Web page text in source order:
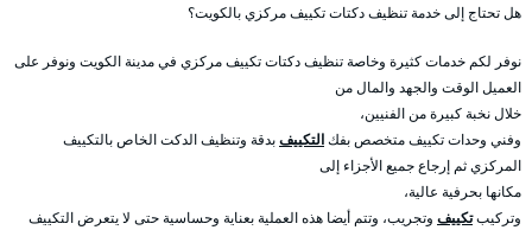
هل تحتاج إلى خدمة تنظيف دكتات تكييف مركزي بالكويت؟
نوفر لكم خدمات كثيرة وخاصة تنظيف دكتات تكييف مركزي في مدينة الكويت ونوفر على
العميل الوقت والجهد والمال من
خلال نخبة كبيرة من الفنيين،
وفني وحدات تكييف متخصص بفكالتكييفبدقة وتنظيف الدكت الخاص بالتكييف
المركزي ثم إرجاع جميع الأجزاء إلى
مكانها بحرفية عالية،
وتركيبتكييف وتجريب، وتتم أيضا هذه العملية بعناية وحساسية حتى لا يتعرض التكييف